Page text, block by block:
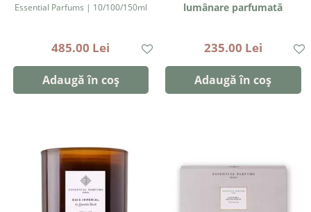
Essential Parfums | 10/100/150ml
485.00 Lei
Adaugă în coș
lumânare parfumată
235.00 Lei
Adaugă în coș